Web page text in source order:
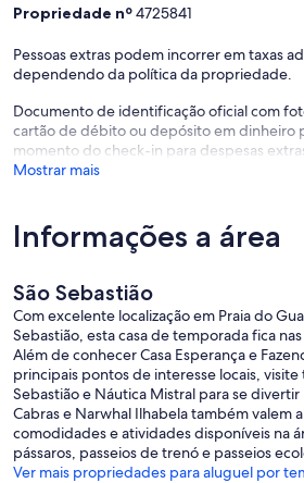
Propriedade nº4725841
Pessoas extras podem incorrer em taxas
dependendo da política da propriedade.
Documento de identificação oficial com
cartão de débito ou depósito em dinheiro
momento do check-in para despesas
Mostrar mais
Informações a área
São Sebastião
Com excelente localização em Praia do
Sebastião, esta casa de temporada fica
Além de conhecer Casa Esperança e
principais pontos de interesse locais,
Sebastião e Náutica Mistral para se divertir
Cabras e Narwhal Ilhabela também valem
comodidades e atividades disponíveis na
pássaros, passeios de trenó e passeios
Ver mais propriedades para aluguel por